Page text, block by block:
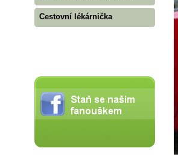
Cestovní lékárnička